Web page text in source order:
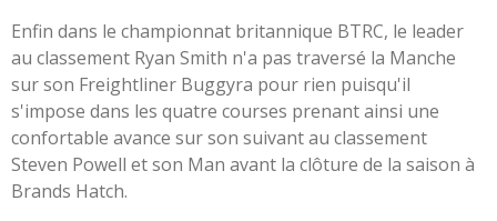
Enfin dans le championnat britannique BTRC, le leader
au classement Ryan Smith n'a pas traversé la Manche
sur son Freightliner Buggyra pour rien puisqu'il
s'impose dans les quatre courses prenant ainsi une
confortable avance sur son suivant au classement
Steven Powell et son Man avant la clôture de la saison à
Brands Hatch.